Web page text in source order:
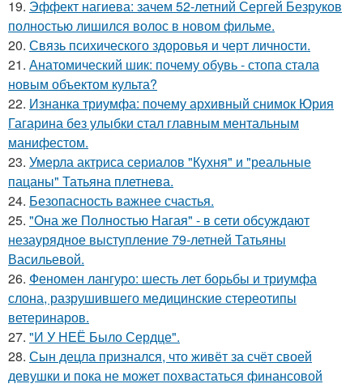
19. Эффект нагиева: зачем 52-летний Сергей Безруков
полностью лишился волос в новом фильме.
20. Связь психического здоровья и черт личности.
21. Анатомический шик: почему обувь - стопа стала
новым объектом культа?
22. Изнанка триумфа: почему архивный снимок Юрия
Гагарина без улыбки стал главным ментальным
манифестом.
23. Умерла актриса сериалов "Кухня" и "реальные
пацаны" Татьяна плетнева.
24. Безопасность важнее счастья.
25. "Она же Полностью Нагая" - в сети обсуждают
незаурядное выступление 79-летней Татьяны
Васильевой.
26. Феномен лангуро: шесть лет борьбы и триумфа
слона, разрушившего медицинские стереотипы
ветеринаров.
27. "И У НЕЁ Было Сердце".
28. Сын децла признался, что живёт за счёт своей
девушки и пока не может похвастаться финансовой